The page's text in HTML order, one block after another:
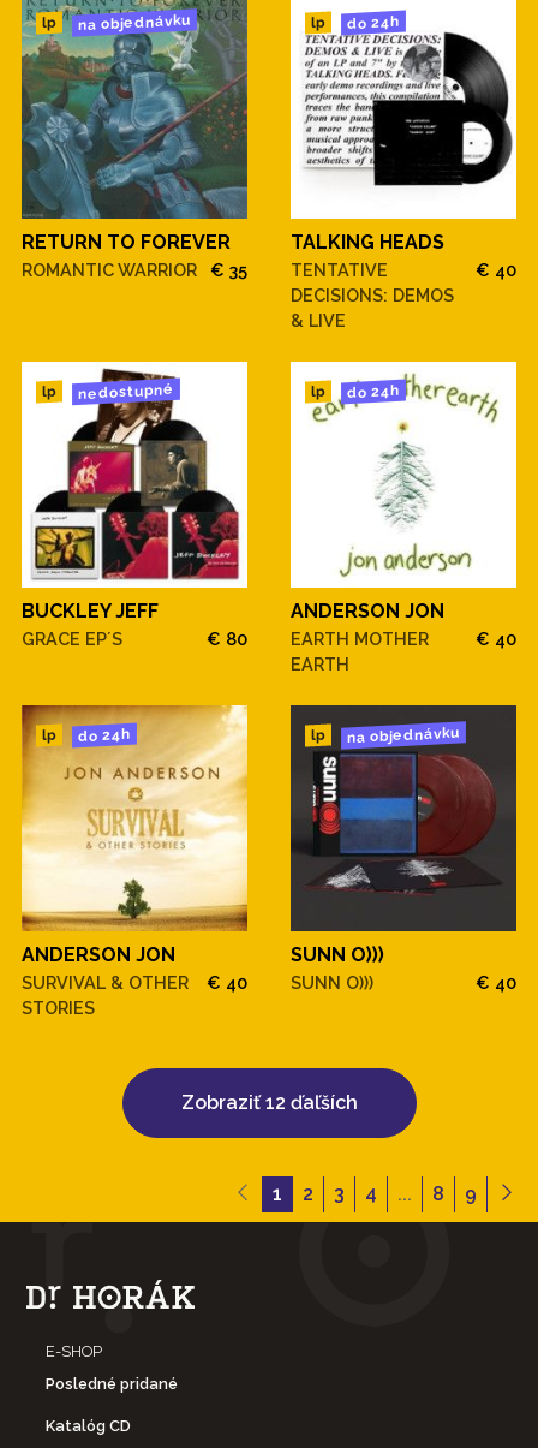
lp na objednávku
RETURN TO FOREVER
ROMANTIC WARRIOR € 35
lp do 24h
TALKING HEADS
TENTATIVE
DECISIONS: DEMOS
& LIVE
€ 40
lp nedostupné
BUCKLEY JEFF
GRACE EP´S € 80
lp do 24h
ANDERSON JON
EARTH MOTHER
EARTH
€ 40
lp do 24h
ANDERSON JON
SURVIVAL & OTHER
STORIES
€ 40
lp na objednávku
SUNN O)))
SUNN O))) € 40
Zobraziť 12 ďaľších
1 2 3 4 ... 8 9
E-SHOP
Posledné pridané
Katalóg CD